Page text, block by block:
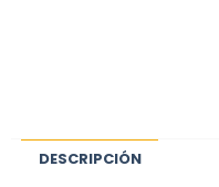
DESCRIPCIÓN